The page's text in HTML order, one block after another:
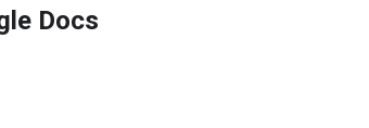
Docs